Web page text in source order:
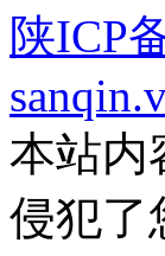
陕ICP
本站内
侵犯了